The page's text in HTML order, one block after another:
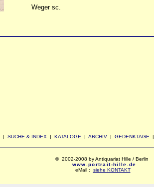
Weger sc.
| SUCHE & INDEX | KATALOGE | ARCHIV | GEDENKTAGE
© 2002-2008 by Antiquariat Hille / Berlin
www.portrait-hille.de
eMail : siehe KONTAKT